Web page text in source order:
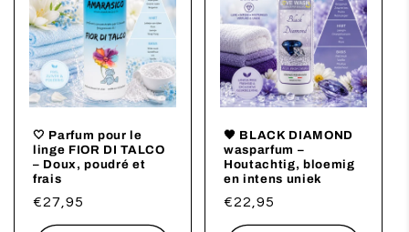
🤍 Parfum pour le
linge FIOR DI TALCO
– Doux, poudré et
frais
Prix
habituel
€27,95
🖤 BLACK DIAMOND
wasparfum –
Houtachtig, bloemig
en intens uniek
Prix
habituel
€22,95